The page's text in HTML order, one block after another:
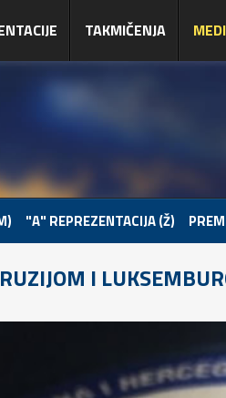
TAKMIČENJA
"A" REPREZENTACIJA (Ž)
I